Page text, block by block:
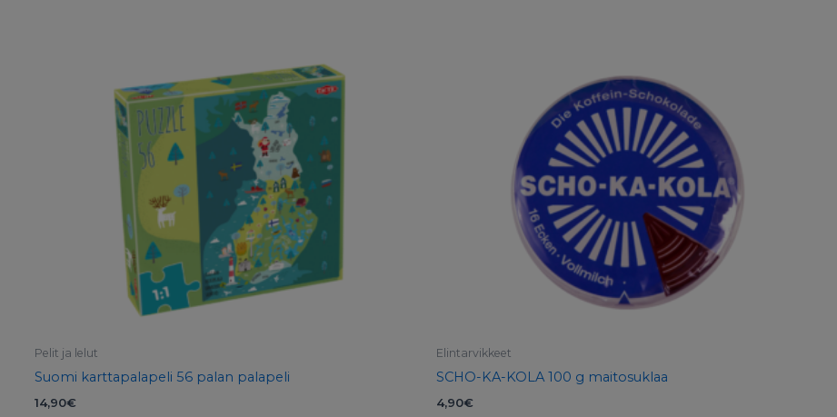
Pelit ja lelut
Suomi karttapalapeli 56 palan palapeli
14,90€
Elintarvikkeet
SCHO-KA-KOLA 100 g maitosuklaa
4,90€